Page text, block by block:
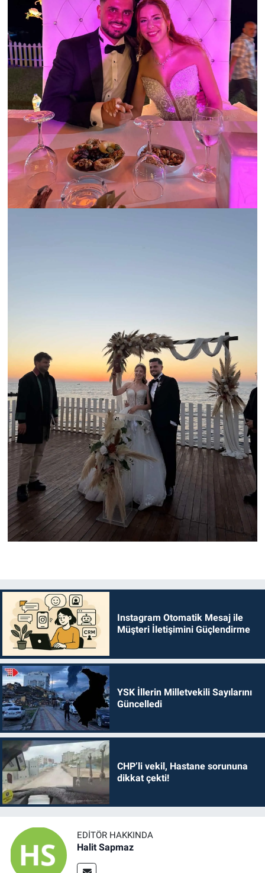
Instagram Otomatik Mesaj ile
Müşteri İletişimini Güçlendirme
YSK İllerin Milletvekili Sayılarını
Güncelledi
CHP’li vekil, Hastane sorununa
dikkat çekti!
EDITÖR HAKKINDA
Halit Sapmaz